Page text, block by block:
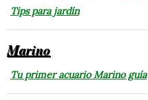
Tips para jardín
Marino
Tu primer acuario Marino guía